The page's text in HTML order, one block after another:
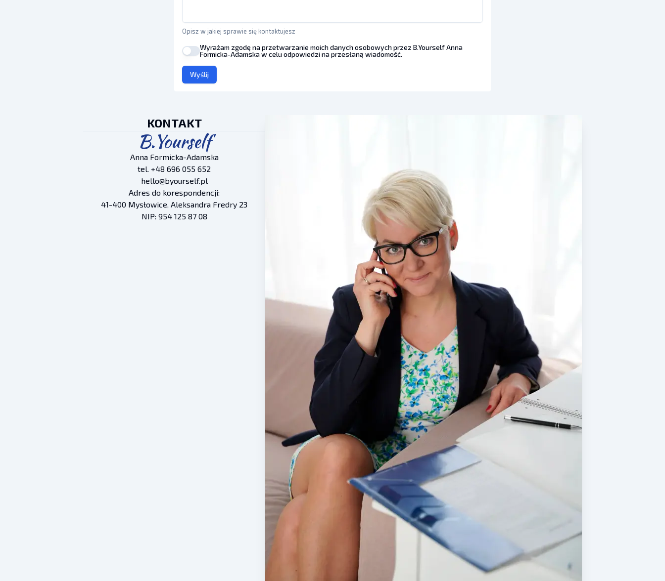
Opisz w jakiej sprawie się kontaktujesz
Wyrażam zgodę na przetwarzanie moich danych osobowych przez B.Yourself Anna
Formicka-Adamska w celu odpowiedzi na przesłaną wiadomość.
Wyślij
KONTAKT
B.Yourself
Anna Formicka-Adamska
tel. +48 696 055 652
hello@byourself.pl
Adres do korespondencji:
41-400 Mysłowice, Aleksandra Fredry 23
NIP: 954 125 87 08